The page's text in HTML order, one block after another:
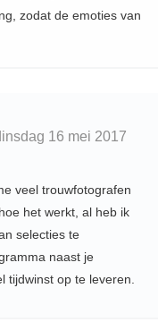
zodat de emoties van
16 mei 2017
veel trouwfotografen
het werkt, al heb ik
selecties te
naast je
tijdwinst op te leveren.